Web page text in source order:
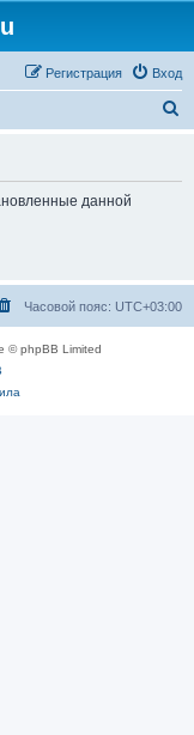
Вход
Регистрация
данной
Часовой пояс: UTC+03:00
© phpBB Limited